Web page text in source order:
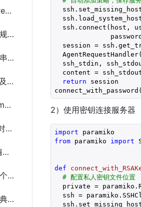
Python pandas read_html()获取动态或静态页面中的table表格数据到Excel文件
Python 实现密码规则验证(正则表达式)
Python 利用字符串切片实现文本内容加密及解密
Python 解析URL及参数的方法(Python2和Python3)
Python DataFrame按某一列中的值计算其它列的最大值和最小值
Python pandas 对两个DataFrame排序并合并连接的方法
Python for循环遍历字典(dict)的方法
Python 两个或多个字典(dict)合并(取字典并集)
Python 嵌套的字典(dict)转成object对象的方法
ssh.connect(host,
session =
ssh_stdin,
content =
return session
connect_with_password(
2）使用密钥连接服务器
import
from paramiko import
def
# 配置私人密钥文件位置
private =
ssh =